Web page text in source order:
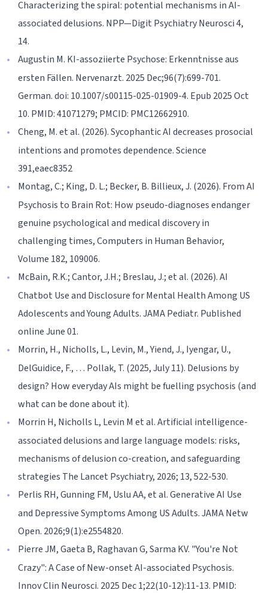
Characterizing the spiral: potential mechanisms in AI-
associated delusions. NPP—Digit Psychiatry Neurosci 4,
14.
Augustin M. KI-assoziierte Psychose: Erkenntnisse aus
ersten Fällen. Nervenarzt. 2025 Dec;96(7):699-701.
German. doi: 10.1007/s00115-025-01909-4. Epub 2025 Oct
10. PMID: 41071279; PMCID: PMC12662910.
Cheng, M. et al. (2026). Sycophantic AI decreases prosocial
intentions and promotes dependence. Science
391,eaec8352
Montag, C.; King, D. L.; Becker, B. Billieux, J. (2026). From AI
Psychosis to Brain Rot: How pseudo-diagnoses endanger
genuine psychological and medical discovery in
challenging times, Computers in Human Behavior,
Volume 182, 109006.
McBain, R.K.; Cantor, J.H.; Breslau, J.; et al. (2026). AI
Chatbot Use and Disclosure for Mental Health Among US
Adolescents and Young Adults. JAMA Pediatr. Published
online June 01.
Morrin, H., Nicholls, L., Levin, M., Yiend, J., Iyengar, U.,
DelGuidice, F., … Pollak, T. (2025, July 11). Delusions by
design? How everyday AIs might be fuelling psychosis (and
what can be done about it).
Morrin H, Nicholls L, Levin M et al. Artificial intelligence-
associated delusions and large language models: risks,
mechanisms of delusion co-creation, and safeguarding
strategies The Lancet Psychiatry, 2026; 13, 522-530.
Perlis RH, Gunning FM, Uslu AA, et al. Generative AI Use
and Depressive Symptoms Among US Adults. JAMA Netw
Open. 2026;9(1):e2554820.
Pierre JM, Gaeta B, Raghavan G, Sarma KV. "You're Not
Crazy": A Case of New-onset AI-associated Psychosis.
Innov Clin Neurosci. 2025 Dec 1;22(10-12):11-13. PMID: